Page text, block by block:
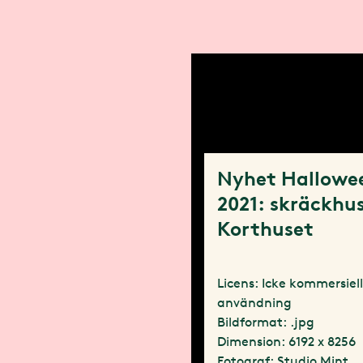
Nyhet
2021:
Korthuset
Licens: Icke kommersiell
användning
Bildformat: .jpg
Dimension: 6192 x 8256